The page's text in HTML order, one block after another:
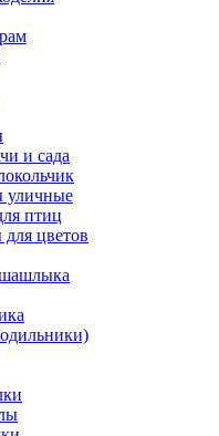
и сада
уличные
птиц
цветов